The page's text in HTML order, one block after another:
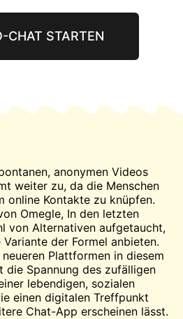
CHAT STARTEN
anonymen Videos
weiter zu, da die Menschen
online Kontakte zu knüpfen.
Omegle, In den letzten
von Alternativen aufgetaucht,
der Formel anbieten.
Plattformen in diesem
die Spannung des zufälligen
lebendigen, sozialen
einen digitalen Treffpunkt
Chat-App erscheinen lässt.